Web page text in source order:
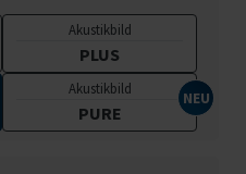
Akustikbild
PLUS
Akustikbild
PURE